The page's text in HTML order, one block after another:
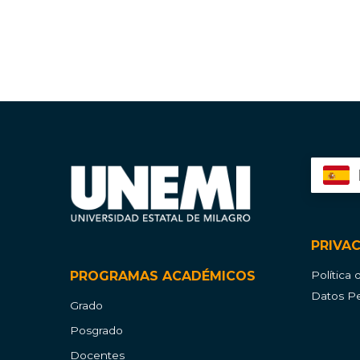
PROGRAMAS ACADÉMICOS
Grado
Posgrado
Docentes
Política
Datos